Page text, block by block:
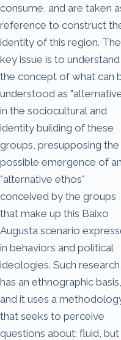
consume, and are taken
reference to construct
identity of this region. The
key issue is to understand
the concept of what can
understood as
in the sociocultural and
identity building of these
groups, presupposing the
possible emergence of an
"alternative ethos"
conceived by the groups
that make up this Baixo
Augusta scenario
in behaviors and political
ideologies. Such research,
has an ethnographic basis,
and it uses a
that seeks to perceive
questions about: fluid, but